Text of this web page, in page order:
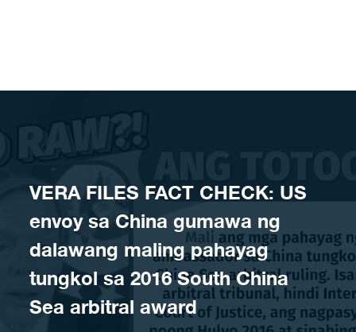
VERA FILES FACT CHECK: US
envoy sa China gumawa ng
dalawang maling pahayag
tungkol sa 2016 South China
Sea arbitral award